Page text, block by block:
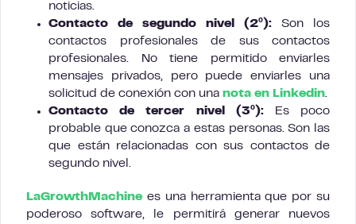
noticias.
Contacto de
segundo nivel (2º): Son los
contactos profesionales de sus contactos
profesionales. No tiene permitido enviarles
mensajes privados, pero puede enviarles una
solicitud de conexión con una nota en Linkedin.
Contacto de
tercer nivel (3º):Es poco
probable que conozca a estas personas. Son las
que están relacionadas con sus contactos de
segundo nivel.
LaGrowthMachine es una herramienta que por su
poderoso software, le permitirá generar nuevos